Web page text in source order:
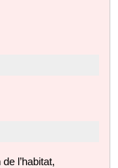
l’habitat,